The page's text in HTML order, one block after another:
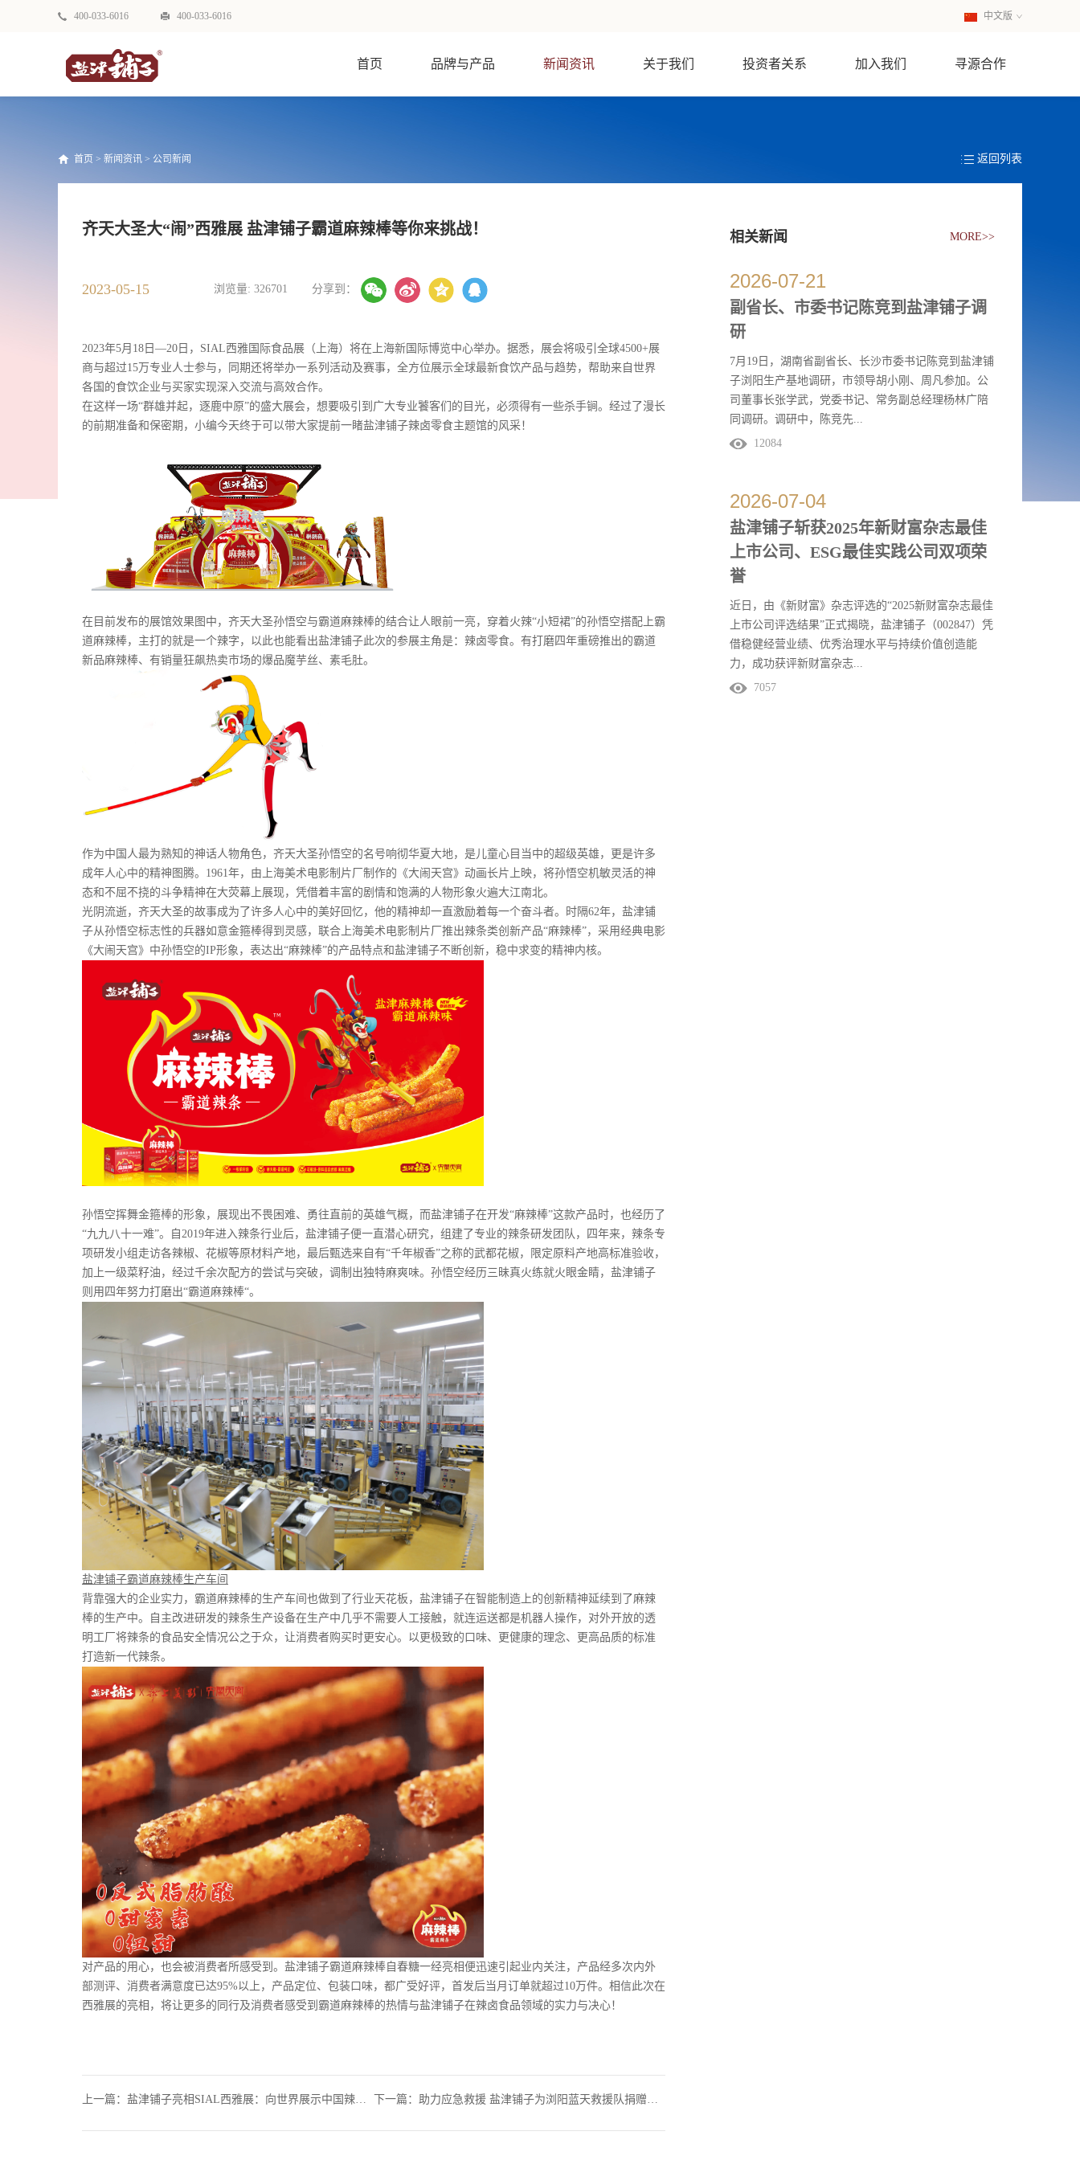
400-033-6016 400-033-6016 中文版
首页 品牌与产品 新闻资讯 关于我们 投资者关系 加入我们 寻源合作
首页 > 新闻资讯 > 公司新闻 返回列表
齐天大圣大“闹”西雅展 盐津铺子霸道麻辣棒等你来挑战！
2023-05-15 浏览量: 326701 分享到：
2023年5月18日—20日，SIAL西雅国际食品展（上海）将在上海新国际博览中心举办。据悉，展会将吸引全球4500+展
商与超过15万专业人士参与，同期还将举办一系列活动及赛事，全方位展示全球最新食饮产品与趋势，帮助来自世界
各国的食饮企业与买家实现深入交流与高效合作。
在这样一场“群雄并起，逐鹿中原”的盛大展会，想要吸引到广大专业饕客们的目光，必须得有一些杀手锏。经过了漫长
的前期准备和保密期，小编今天终于可以带大家提前一睹盐津铺子辣卤零食主题馆的风采！
在目前发布的展馆效果图中，齐天大圣孙悟空与霸道麻辣棒的结合让人眼前一亮，穿着火辣“小短裙”的孙悟空搭配上霸
道麻辣棒，主打的就是一个辣字，以此也能看出盐津铺子此次的参展主角是：辣卤零食。有打磨四年重磅推出的霸道
新品麻辣棒、有销量狂飙热卖市场的爆品魔芋丝、素毛肚。
作为中国人最为熟知的神话人物角色，齐天大圣孙悟空的名号响彻华夏大地，是儿童心目当中的超级英雄，更是许多
成年人心中的精神图腾。1961年，由上海美术电影制片厂制作的《大闹天宫》动画长片上映，将孙悟空机敏灵活的神
态和不屈不挠的斗争精神在大荧幕上展现，凭借着丰富的剧情和饱满的人物形象火遍大江南北。
光阴流逝，齐天大圣的故事成为了许多人心中的美好回忆，他的精神却一直激励着每一个奋斗者。时隔62年，盐津铺
子从孙悟空标志性的兵器如意金箍棒得到灵感，联合上海美术电影制片厂推出辣条类创新产品“麻辣棒”，采用经典电影
《大闹天宫》中孙悟空的IP形象，表达出“麻辣棒”的产品特点和盐津铺子不断创新，稳中求变的精神内核。
孙悟空挥舞金箍棒的形象，展现出不畏困难、勇往直前的英雄气概，而盐津铺子在开发“麻辣棒”这款产品时，也经历了
“九九八十一难”。自2019年进入辣条行业后，盐津铺子便一直潜心研究，组建了专业的辣条研发团队，四年来，辣条专
项研发小组走访各辣椒、花椒等原材料产地，最后甄选来自有“千年椒香”之称的武都花椒，限定原料产地高标准验收，
加上一级菜籽油，经过千余次配方的尝试与突破，调制出独特麻爽味。孙悟空经历三昧真火练就火眼金睛，盐津铺子
则用四年努力打磨出“霸道麻辣棒“。
盐津铺子霸道麻辣棒生产车间
背靠强大的企业实力，霸道麻辣棒的生产车间也做到了行业天花板，盐津铺子在智能制造上的创新精神延续到了麻辣
棒的生产中。自主改进研发的辣条生产设备在生产中几乎不需要人工接触，就连运送都是机器人操作，对外开放的透
明工厂将辣条的食品安全情况公之于众，让消费者购买时更安心。以更极致的口味、更健康的理念、更高品质的标准
打造新一代辣条。
对产品的用心，也会被消费者所感受到。盐津铺子霸道麻辣棒自春糖一经亮相便迅速引起业内关注，产品经多次内外
部测评、消费者满意度已达95%以上，产品定位、包装口味，都广受好评，首发后当月订单就超过10万件。相信此次在
西雅展的亮相，将让更多的同行及消费者感受到霸道麻辣棒的热情与盐津铺子在辣卤食品领域的实力与决心！
上一篇： 盐津铺子亮相SIAL西雅展：向世界展示中国辣卤！ 下一篇： 助力应急救援 盐津铺子为浏阳蓝天救援队捐赠生命探测仪
相关新闻 MORE>>
2026-07-21
副省长、市委书记陈竞到盐津铺子调
研
7月19日，湖南省副省长、长沙市委书记陈竞到盐津铺
子浏阳生产基地调研，市领导胡小刚、周凡参加。公
司董事长张学武，党委书记、常务副总经理杨林广陪
同调研。调研中，陈竞先...
售、产品研发、数字化转型等情况，对盐津铺子上市
以来持续高质量发展表示祝贺，对魔芋、鹌鹑蛋等产
品研发创新给予充分肯定。希望企业充分发挥龙头带
动作用，用好优质农副产品资源，让更多农民成为企
业发展的...
12084
2026-07-04
盐津铺子斩获2025年新财富杂志最佳
上市公司、ESG最佳实践公司双项荣
誉
近日，由《新财富》杂志评选的“2025新财富杂志最佳
上市公司评选结果”正式揭晓，盐津铺子（002847）凭
借稳健经营业绩、优秀治理水平与持续价值创造能
力，成功获评新财富杂志...
7057